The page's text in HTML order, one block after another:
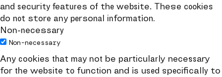
and security features of the website. These cookies
do not store any personal information.
Non-necessary
Non-necessary
Any cookies that may not be particularly necessary
for the website to function and is used specifically to